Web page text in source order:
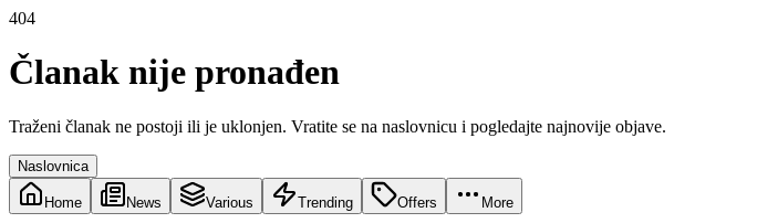
404
Članak nije pronađen
Traženi članak ne postoji ili je uklonjen. Vratite se na naslovnicu i pogledajte najnovije objave.
Naslovnica
Home News Various Trending Offers More